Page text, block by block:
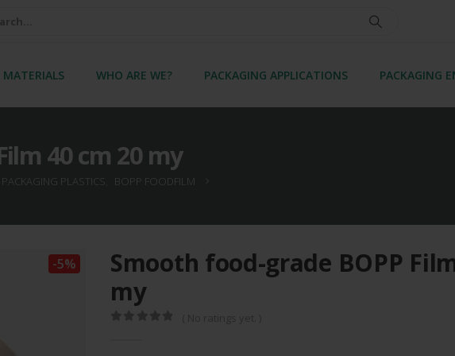
MATERIALS WHO ARE WE? PACKAGING APPLICATIONS PACKAGING
40 cm 20 my
PLASTICS BOPP FOODFILM
-5%
Smooth food-grade BOPP
my